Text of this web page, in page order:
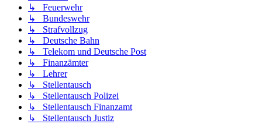
↳ Feuerwehr
↳ Bundeswehr
↳ Strafvollzug
↳ Deutsche Bahn
↳ Telekom und Deutsche Post
↳ Finanzämter
↳ Lehrer
↳ Stellentausch
↳ Stellentausch Polizei
↳ Stellentausch Finanzamt
↳ Stellentausch Justiz